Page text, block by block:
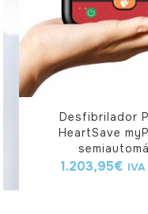
Desfibrilador
HeartSave
1.203,95€